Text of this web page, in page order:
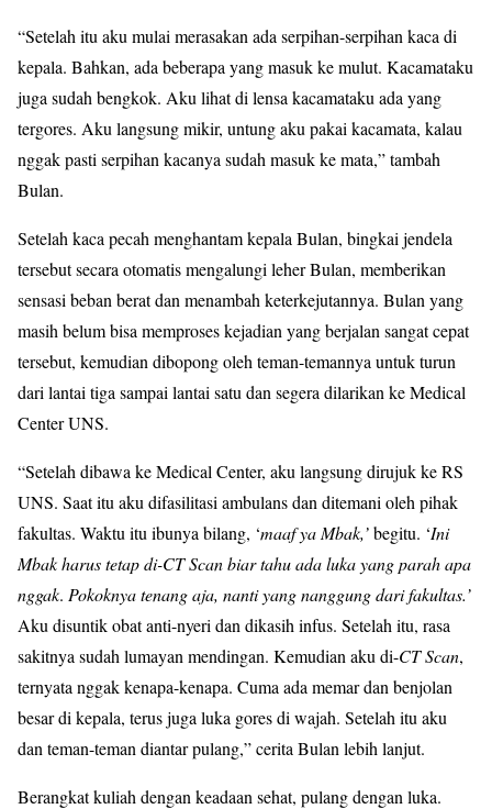
“Setelah itu aku mulai merasakan ada serpihan-serpihan kaca di
kepala. Bahkan, ada beberapa yang masuk ke mulut. Kacamataku
juga sudah bengkok. Aku lihat di lensa kacamataku ada yang
tergores. Aku langsung mikir, untung aku pakai kacamata, kalau
nggak pasti serpihan kacanya sudah masuk ke mata,” tambah
Bulan.
Setelah kaca pecah menghantam kepala Bulan, bingkai jendela
tersebut secara otomatis mengalungi leher Bulan, memberikan
sensasi beban berat dan menambah keterkejutannya. Bulan yang
masih belum bisa memproses kejadian yang berjalan sangat cepat
tersebut, kemudian dibopong oleh teman-temannya untuk turun
dari lantai tiga sampai lantai satu dan segera dilarikan ke Medical
Center UNS.
“Setelah dibawa ke Medical Center, aku langsung dirujuk ke RS
UNS. Saat itu aku difasilitasi ambulans dan ditemani oleh pihak
fakultas. Waktu itu ibunya bilang, ‘maaf ya Mbak,’begitu. ‘Ini
Mbak harus tetap di-CT Scan biar tahu ada luka yang parah apa
nggak. Pokoknya tenang aja, nanti yang nanggung dari fakultas.’
Aku disuntik obat anti-nyeri dan dikasih infus. Setelah itu, rasa
sakitnya sudah lumayan mendingan. Kemudian aku di-CT Scan,
ternyata nggak kenapa-kenapa. Cuma ada memar dan benjolan
besar di kepala, terus juga luka gores di wajah. Setelah itu aku
dan teman-teman diantar pulang,” cerita Bulan lebih lanjut.
Berangkat kuliah dengan keadaan sehat, pulang dengan luka.